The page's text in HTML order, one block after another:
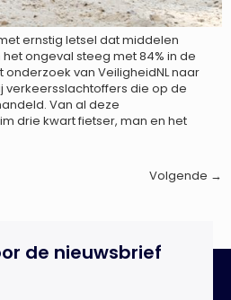
ernstig letsel dat middelen
ongeval steeg met 84% in de
onderzoek van VeiligheidNL naar
die op de
Van al deze
drie kwart fietser, man en het
Volgende →
de nieuwsbrief